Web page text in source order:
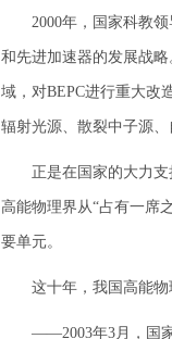
2000年，国家科教领
和先进加速器的发展战
域，对BEPC进行重大改
辐射光源、散裂中子源、
正是在国家的大力支持
高能物理界从“占有一席
要单元。
这十年，我国高能物
——2003年3月，国家发